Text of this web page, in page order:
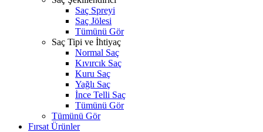
Saç Spreyi
Saç Jölesi
Tümünü Gör
Saç Tipi ve İhtiyaç
Normal Saç
Kıvırcık Saç
Kuru Saç
Yağlı Saç
İnce Telli Saç
Tümünü Gör
Tümünü Gör
Fırsat Ürünler